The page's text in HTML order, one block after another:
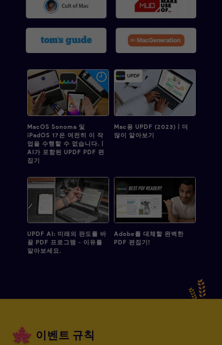
MacOS Sonoma 및
iPadOS 17은 여전히 이 작
업을 수행할 수 없습니다. |
AI가 포함된 UPDF PDF 편
집기
Mac용 UPDF (2023) | 더
많이 알아보기
UPDF AI: 미래의 판도를 바
꿀 PDF 프로그램 - 이유를
알아보세요.
Adobe를 대체할 완벽한
PDF 편집기!
이벤트 규칙